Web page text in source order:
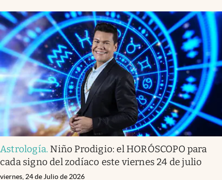
Astrología. Niño Prodigio: el HORÓSCOPO para
cada signo del zodíaco este viernes 24 de julio
viernes, 24 de Julio de 2026